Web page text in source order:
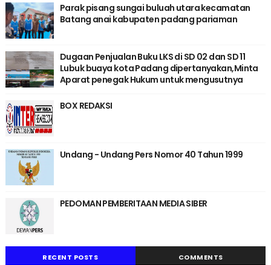
Parak pisang sungai buluah utara kecamatan
Batang anai kabupaten padang pariaman
Dugaan Penjualan Buku LKS di SD 02 dan SD 11
Lubuk buaya kota Padang dipertanyakan,Minta
Aparat penegak Hukum untuk mengusutnya
BOX REDAKSI
Undang - Undang Pers Nomor 40 Tahun 1999
PEDOMAN PEMBERITAAN MEDIA SIBER
RECENT POSTS COMMENTS